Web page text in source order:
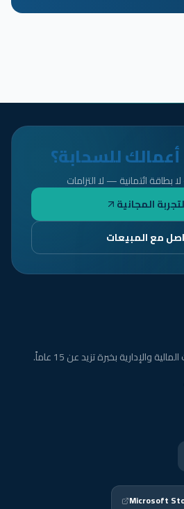
للسحابة؟
المجانية
مع المبيعات
والإدارية بخبرة تزيد عن 15 عاماً.
Microsoft